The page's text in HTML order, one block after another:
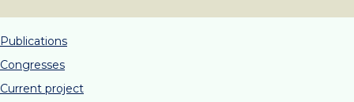
Publications
Congresses
Current project